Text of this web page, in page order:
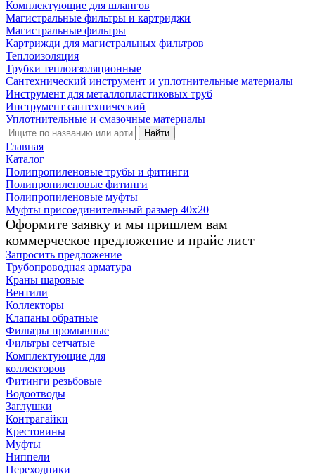
Комплектующие для шлангов
Магистральные фильтры и картриджи
Магистральные фильтры
Картрижди для магистральных фильтров
Теплоизоляция
Трубки теплоизоляционные
Сантехнический инструмент и уплотнительные материалы
Инструмент для металлопластиковых труб
Инструмент сантехнический
Уплотнительные и смазочные материалы
Найти
Главная
Каталог
Полипропиленовые трубы и фитинги
Полипропиленовые фитинги
Полипропиленовые муфты
Муфты присоединительный размер 40х20
Оформите заявку и мы пришлем вам
коммерческое предложение и прайс лист
Запросить предложение
Трубопроводная арматура
Краны шаровые
Вентили
Коллекторы
Клапаны обратные
Фильтры промывные
Фильтры сетчатые
Комплектующие для
коллекторов
Фитинги резьбовые
Водоотводы
Заглушки
Контрагайки
Крестовины
Муфты
Ниппели
Переходники